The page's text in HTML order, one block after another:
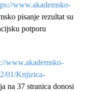
www.akademsko-
pisanje rezultat su
potporu
www.akademsko-
01/Knjizica-
na 37 stranica donosi